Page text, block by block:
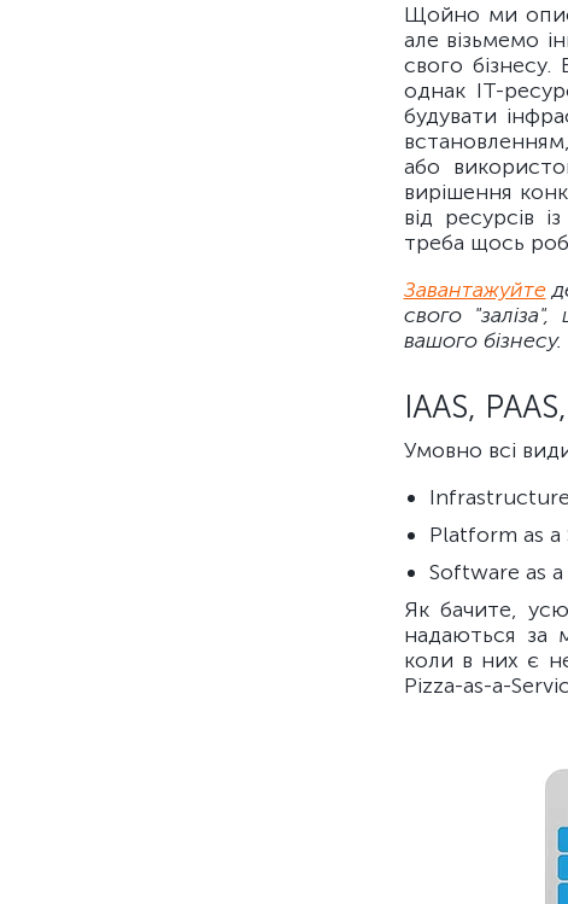
Щойно ми
але візьмемо
свого
однак ІТ-
будувати
або
вирішення
від ресурсів
треба щось
Завантажуйте
свого
вашого бізнесу.
IAAS,
Умовно всі
Infrastructure
Platform as a
Software as a
Як бачите,
надаються за
коли в них є
Pizza-as-a-